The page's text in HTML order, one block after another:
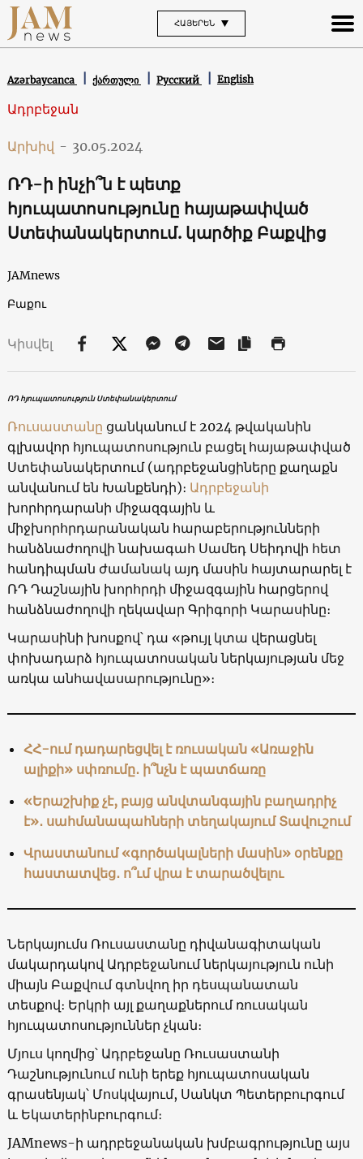
ՀԱՅԵՐԵՆ
Azərbaycanca ქართული Русский English
Ադրբեջան
Արխիվ - 30.05.2024
ՌԴ-ի ինչի՞ն է պետք
հյուպատոսությունը հայաթափված
Ստեփանակերտում. կարծիք Բաքվից
JAMnews
Բաքու
Կիսվել
ՌԴ հյուպատոսություն Ստեփանակերտում
Ռուսաստանը ցանկանում է 2024 թվականին
գլխավոր հյուպատոսություն բացել հայաթափված
Ստեփանակերտում (ադրբեջանցիները քաղաքն
անվանում են Խանքենդի)։ Ադրբեջանի
խորհրդարանի միջազգային և
միջխորհրդարանական հարաբերությունների
հանձնաժողովի նախագահ Սամեդ Սեիդովի հետ
հանդիպման ժամանակ այդ մասին հայտարարել է
ՌԴ Դաշնային խորհրդի միջազգային հարցերով
հանձնաժողովի ղեկավար Գրիգորի Կարասինը։
Կարասինի խոսքով՝ դա «թույլ կտա վերացնել
փոխադարձ հյուպատոսական ներկայության մեջ
առկա անհավասարությունը»։
ՀՀ-ում դադարեցվել է ռուսական «Առաջին
ալիքի» սփռումը․ ի՞նչն է պատճառը
«Երաշխիք չէ, բայց անվտանգային բաղադրիչ
է»․ սահմանապահների տեղակայում Տավուշում
Վրաստանում «գործակալների մասին» օրենքը
հաստատվեց․ ո՞ւմ վրա է տարածվելու
Ներկայումս Ռուսաստանը դիվանագիտական ​​
մակարդակով Ադրբեջանում ներկայություն ունի
միայն Բաքվում գտնվող իր դեսպանատան
տեսքով։ Երկրի այլ քաղաքներում ռուսական
հյուպատոսություններ չկան։
Մյուս կողմից՝ Ադրբեջանը Ռուսաստանի
Դաշնությունում ունի երեք հյուպատոսական
գրասենյակ՝ Մոսկվայում, Սանկտ Պետերբուրգում
և Եկատերինբուրգում։
JAMnews-ի ադրբեջանական խմբագրությունը այս